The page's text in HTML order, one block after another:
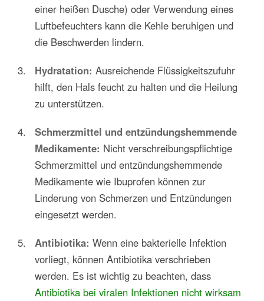
einer heißen Dusche) oder Verwendung eines
Luftbefeuchters kann die Kehle beruhigen und
die Beschwerden lindern.
Hydratation: Ausreichende Flüssigkeitszufuhr
hilft, den Hals feucht zu halten und die Heilung
zu unterstützen.
Schmerzmittel und entzündungshemmende
Medikamente: Nicht verschreibungspflichtige
Schmerzmittel und entzündungshemmende
Medikamente wie Ibuprofen können zur
Linderung von Schmerzen und Entzündungen
eingesetzt werden.
Antibiotika: Wenn eine bakterielle Infektion
vorliegt, können Antibiotika verschrieben
werden. Es ist wichtig zu beachten, dass
Antibiotika bei viralen Infektionen nicht wirksam